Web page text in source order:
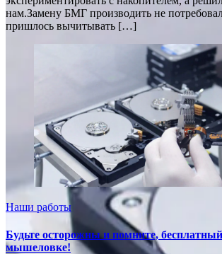
нам.Замену БМГ производить не
пришлось вычитывать […]
Наши работы
Будьте осторожны и помните,
мышеловке!